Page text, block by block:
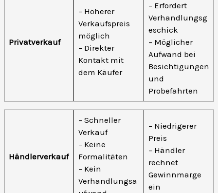
Privatverkauf
– Höherer
Verkaufspreis
möglich
– Direkter
Kontakt mit
dem Käufer
– Erfordert
Verhandlungsg
eschick
– Möglicher
Aufwand bei
Besichtigungen
und
Probefahrten
Händlerverkauf
– Schneller
Verkauf
– Keine
Formalitäten
– Kein
Verhandlungsa
– Niedrigerer
Preis
– Händler
rechnet
Gewinnmarge
ein